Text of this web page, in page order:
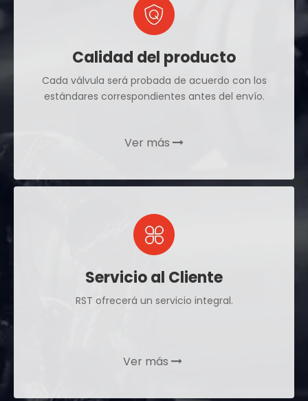
Calidad del producto
Cada válvula será probada de acuerdo con los
estándares correspondientes antes del envío.
Ver más 
Servicio al Cliente
RST ofrecerá un servicio integral.
Ver más 